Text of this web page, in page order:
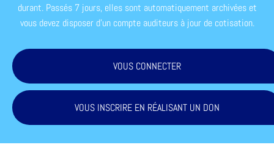
durant. Passés 7 jours, elles sont automatiquement archivées et
vous devez disposer d'un compte auditeurs à jour de cotisation.
VOUS CONNECTER
VOUS INSCRIRE EN RÉALISANT UN DON